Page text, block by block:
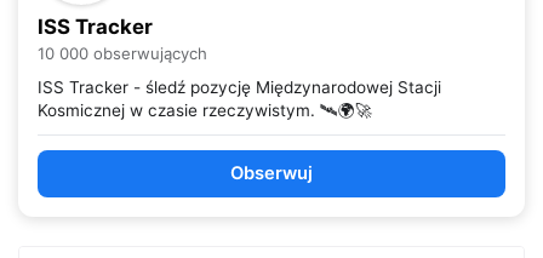
ISS Tracker
10 000 obserwujących
ISS Tracker - śledź pozycję Międzynarodowej Stacji
Kosmicznej w czasie rzeczywistym. 🛰️🌍🚀
Obserwuj